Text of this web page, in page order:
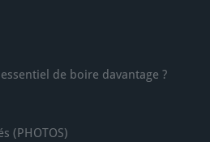
de boire davantage ?
(PHOTOS)